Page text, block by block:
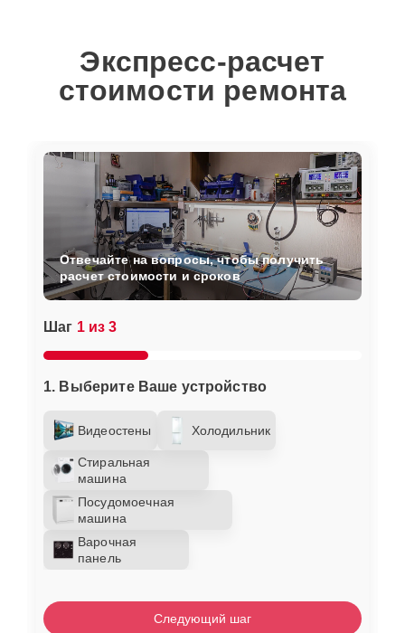
Экспресс-расчет
стоимости ремонта
Шаг 1 из 3
1. Выберите Ваше устройство
Видеостены Холодильник
Стиральная
машина
Посудомоечная
машина
Варочная
панель
Отвечайте на вопросы, чтобы получить
расчет стоимости и сроков
Следующий шаг